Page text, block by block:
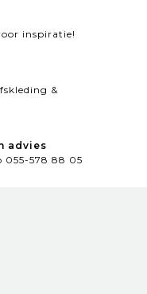
inspiratie!
&
advies
055-578 88 05